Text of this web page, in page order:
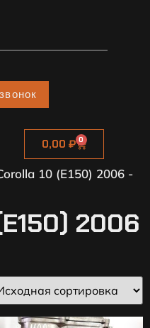
0,00 ₽ 0
10 (E150) 2006 -
2006